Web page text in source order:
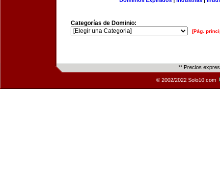
Categorías de Dominio:
[Pág.
** Precios
© 2002/2022 Solo10.com